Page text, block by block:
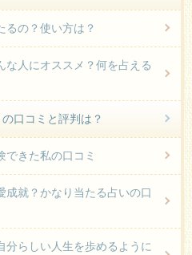
るの？使い方は？
な人にオススメ？何を占える
口コミと評判は？
できた私の口コミ
成就？かなり当たる占いの口
分らしい人生を歩めるように